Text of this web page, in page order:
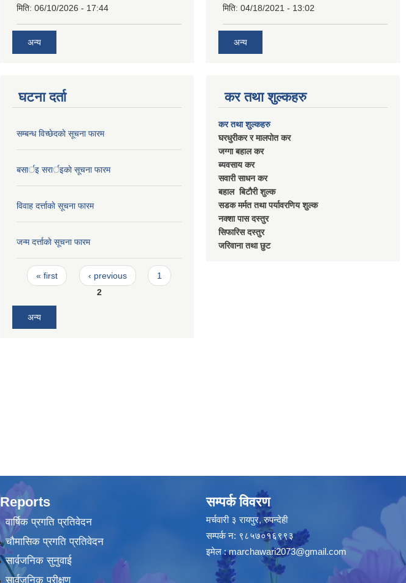
मिति: 06/10/2026 - 17:44
अन्य
मिति: 04/18/2021 - 13:02
अन्य
घटना दर्ता
सम्बन्ध विच्छेदकाे सूचना फारम
बसार्इ सरार्इकाे सूचना फारम
विवाह दर्त्ताकाे सूचना फारम
जन्म दर्त्ताकाे सूचना फारम
Pages
« first ‹ previous
1
2
अन्य
कर तथा शुल्कहरु
कर तथा शुल्कहरु
घरधुरीकर र मालपाेत कर
जग्गा बहाल कर
ब्यवसाय कर
सवारी साधन कर
बहाल बिटाैरी शुल्क
सडक मर्मत तथा पर्यावरणिय शुल्क
नक्शा पास दस्तुर
सिफारिस दस्तुर
जरिवाना तथा छुट
Reports
वार्षिक प्रगति प्रतिवेदन
चौमासिक प्रगति प्रतिवेदन
सार्वजनिक सुनुवाई
सार्वजनिक परीक्षण
सम्पर्क विवरण
मर्चवारी ३ रायपुर, रुपन्देही
सम्पर्क न: ९८५७०१६९९३
इमेल :marchawari2073@gmail.com